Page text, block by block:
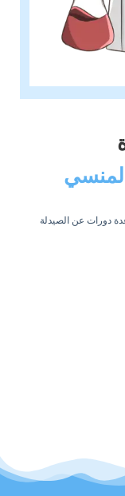
عدة دورات عن الصيدلة